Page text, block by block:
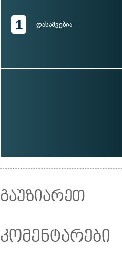
1 დასაშვებია
გაუზიარეთ
კომენტარები